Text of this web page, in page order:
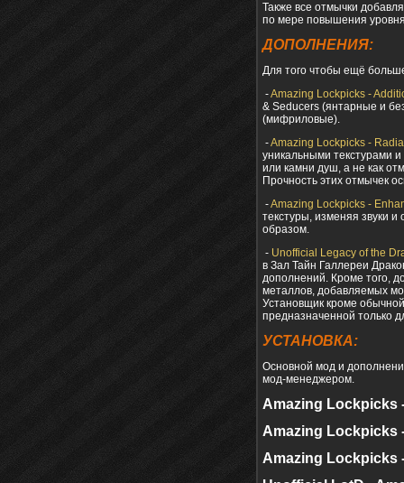
Также все отмычки
по мере повышения
ДОПОЛНЕНИЯ:
Для того чтобы ещё
-Amazing Lockpicks -
& Seducers (янтарные и
(мифриловые).
-Amazing Lockpicks -
уникальными текстурами
или камни душ, а не как
Прочность этих отмычек
-Amazing Lockpicks -
текстуры, изменяя звуки
образом.
- Unofficial Legacy of the
в Зал Тайн Галлереи
дополнений. Кроме того,
металлов, добавляемых
Установщик кроме
предназначенной только
УСТАНОВКА:
Основной мод и
мод-менеджером.
Amazing Lockpicks
Amazing Lockpicks
Amazing Lockpicks